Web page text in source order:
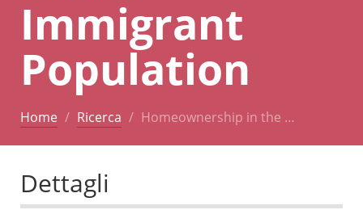
Immigrant
Population
Home Ricerca Homeownership in the …
Dettagli